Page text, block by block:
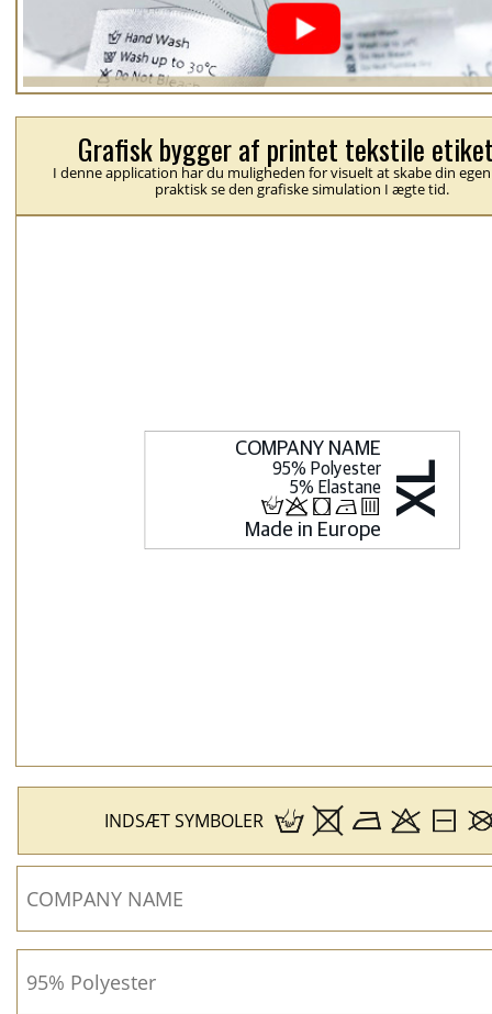
Grafisk bygger af printet tekstile
I denne application har du muligheden for visuelt at skabe din
praktisk se den grafiske simulation I ægte tid.
Hp jNb
INDSÆT SYMBOLER